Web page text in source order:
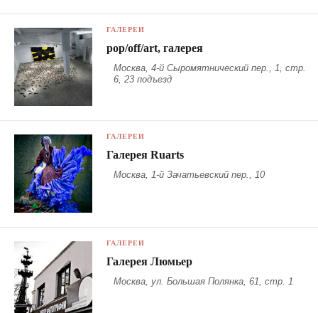
ГАЛЕРЕИ
pop/off/art, галерея
Москва, 4-й Сыромятнический пер., 1, стр.
6, 23 подъезд
ГАЛЕРЕИ
Галерея Ruarts
Москва, 1-й Зачатьевский пер., 10
ГАЛЕРЕИ
Галерея Люмьер
Москва, ул. Большая Полянка, 61, стр. 1